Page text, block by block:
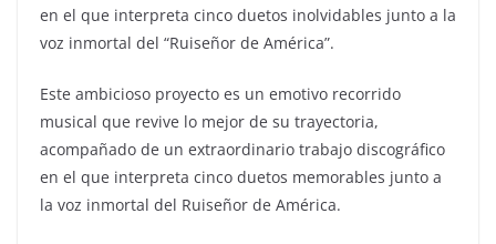
en el que interpreta cinco duetos inolvidables junto a la
voz inmortal del “Ruiseñor de América”.
Este ambicioso proyecto es un emotivo recorrido
musical que revive lo mejor de su trayectoria,
acompañado de un extraordinario trabajo discográfico
en el que interpreta cinco duetos memorables junto a
la voz inmortal del Ruiseñor de América.